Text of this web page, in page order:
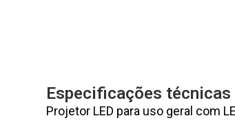
Especificações técnicas
Projetor LED para uso geral com